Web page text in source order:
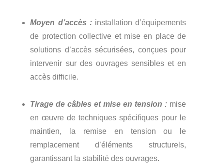
Moyen d’accès :installation d’équipements
de protection collective et mise en place de
solutions d’accès sécurisées, conçues pour
intervenir sur des ouvrages sensibles et en
accès difficile.
Tirage de câbles et mise en tension : mise
en œuvre de techniques spécifiques pour le
maintien, la remise en tension ou le
remplacement d’éléments structurels,
garantissant la stabilité des ouvrages.